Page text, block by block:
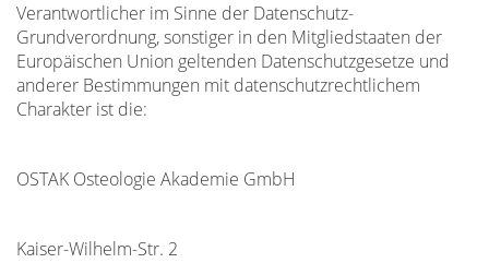
Verantwortlicher im Sinne der Datenschutz-
Grundverordnung, sonstiger in den Mitgliedstaaten der
Europäischen Union geltenden Datenschutzgesetze und
anderer Bestimmungen mit datenschutzrechtlichem
Charakter ist die:
OSTAK Osteologie Akademie GmbH
Kaiser-Wilhelm-Str. 2